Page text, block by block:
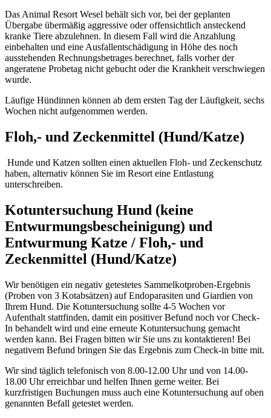
Das Animal Resort Wesel behält sich vor, bei der geplanten
Übergabe übermäßig aggressive oder offensichtlich ansteckend
kranke Tiere abzulehnen. In diesem Fall wird die Anzahlung
einbehalten und eine Ausfallentschädigung in Höhe des noch
ausstehenden Rechnungsbetrages berechnet, falls vorher der
angeratene Probetag nicht gebucht oder die Krankheit verschwiegen
wurde.
Läufige Hündinnen können ab dem ersten Tag der Läufigkeit, sechs
Wochen nicht aufgenommen werden.
Floh,- und Zeckenmittel (Hund/Katze)
Hunde und Katzen sollten einen aktuellen Floh- und Zeckenschutz
haben, alternativ können Sie im Resort eine Entlastung
unterschreiben.
Kotuntersuchung Hund (keine
Entwurmungsbescheinigung) und
Entwurmung Katze / Floh,- und
Zeckenmittel (Hund/Katze)
Wir benötigen ein negativ getestetes Sammelkotproben-Ergebnis
(Proben von 3 Kotabsätzen) auf Endoparasiten und Giardien von
Ihrem Hund. Die Kotuntersuchung sollte 4-5 Wochen vor
Aufenthalt stattfinden, damit ein positiver Befund noch vor Check-
In behandelt wird und eine erneute Kotuntersuchung gemacht
werden kann. Bei Fragen bitten wir Sie uns zu kontaktieren! Bei
negativem Befund bringen Sie das Ergebnis zum Check-in bitte mit.
Wir sind täglich telefonisch von 8.00-12.00 Uhr und von 14.00-
18.00 Uhr erreichbar und helfen Ihnen gerne weiter. Bei
kurzfristigen Buchungen muss auch eine Kotuntersuchung auf oben
genannten Befall getestet werden.